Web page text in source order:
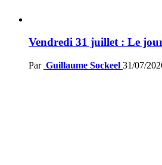
Vendredi 31 juillet : Le
Par Guillaume Sockeel 31/07/